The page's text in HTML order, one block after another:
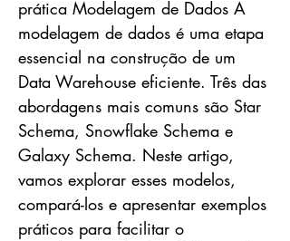
prática Modelagem de Dados A
modelagem de dados é uma etapa
essencial na construção de um
Data Warehouse eficiente. Três das
abordagens mais comuns são Star
Schema, Snowflake Schema e
Galaxy Schema. Neste artigo,
vamos explorar esses modelos,
compará-los e apresentar exemplos
práticos para facilitar o